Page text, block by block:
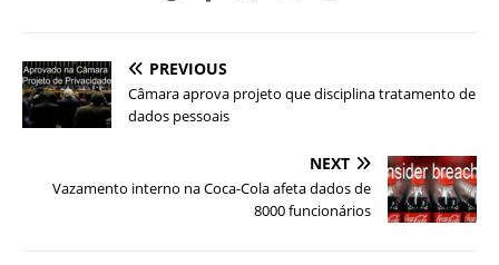
PREVIOUS
Câmara aprova projeto que disciplina tratamento de
dados pessoais
NEXT
Vazamento interno na Coca-Cola afeta dados de
8000 funcionários